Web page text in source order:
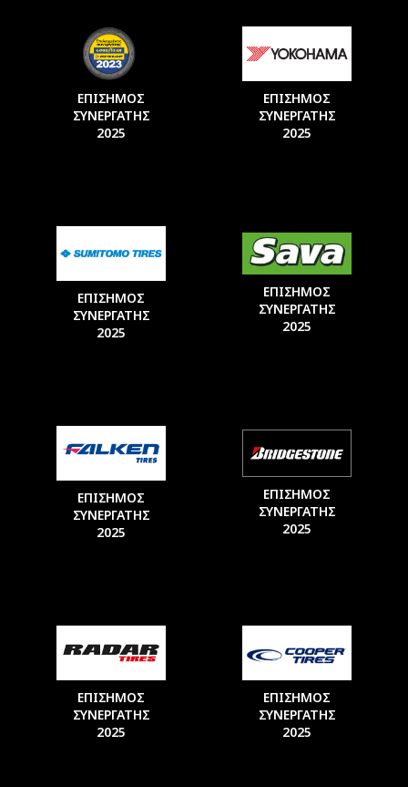
ΕΠΙΣΗΜΟΣ
ΣΥΝΕΡΓΑΤΗΣ
2025
ΕΠΙΣΗΜΟΣ
ΣΥΝΕΡΓΑΤΗΣ
2025
ΕΠΙΣΗΜΟΣ
ΣΥΝΕΡΓΑΤΗΣ
2025
ΕΠΙΣΗΜΟΣ
ΣΥΝΕΡΓΑΤΗΣ
2025
ΕΠΙΣΗΜΟΣ
ΣΥΝΕΡΓΑΤΗΣ
2025
ΕΠΙΣΗΜΟΣ
ΣΥΝΕΡΓΑΤΗΣ
2025
ΕΠΙΣΗΜΟΣ
ΣΥΝΕΡΓΑΤΗΣ
2025
ΕΠΙΣΗΜΟΣ
ΣΥΝΕΡΓΑΤΗΣ
2025